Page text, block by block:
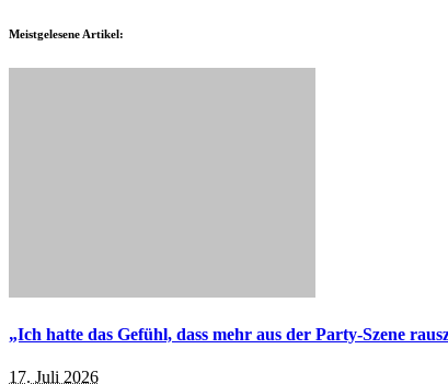
Meistgelesene Artikel:
„Ich hatte das Gefühl, dass mehr aus der Party-Szene
17. Juli 2026